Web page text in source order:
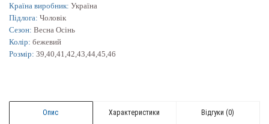
Країна виробник: Україна
Підлога: Чоловік
Сезон: Весна Осінь
Колір: бежевий
Розмір: 39,40,41,42,43,44,45,46
Опис Характеристики Відгуки (0)